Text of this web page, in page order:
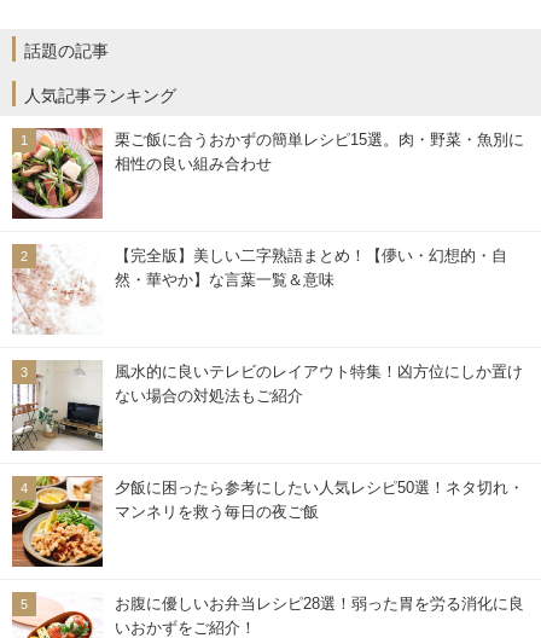
話題の記事
人気記事ランキング
栗ご飯に合うおかずの簡単レシピ15選。肉・野菜・魚別に
相性の良い組み合わせ
【完全版】美しい二字熟語まとめ！【儚い・幻想的・自
然・華やか】な言葉一覧＆意味
風水的に良いテレビのレイアウト特集！凶方位にしか置け
ない場合の対処法もご紹介
夕飯に困ったら参考にしたい人気レシピ50選！ネタ切れ・
マンネリを救う毎日の夜ご飯
お腹に優しいお弁当レシピ28選！弱った胃を労る消化に良
いおかずをご紹介！